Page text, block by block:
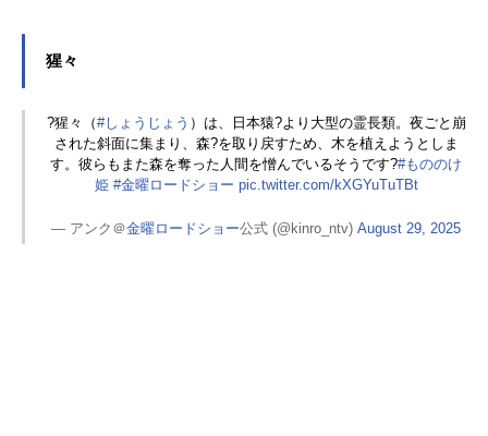
猩々
?猩々（#しょうじょう ）は、日本猿?より大型の霊長類。夜ごと崩
された斜面に集まり、森?を取り戻すため、木を植えようとしま
す。彼らもまた森を奪った人間を憎んでいるそうです?#もののけ
姫 #金曜ロードショー pic.twitter.com/kXGYuTuTBt
— アンク＠金曜ロードショー公式 (@kinro_ntv)August 29, 2025